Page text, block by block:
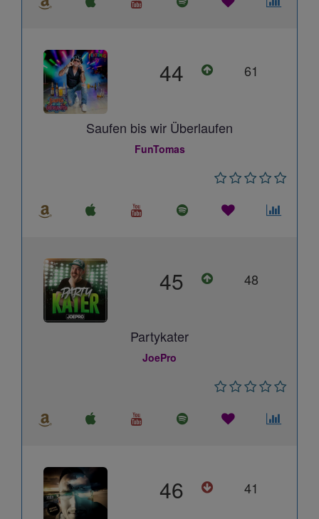
44 61
Saufen bis wir Überlaufen
FunTomas
45 48
Partykater
JoePro
46 41